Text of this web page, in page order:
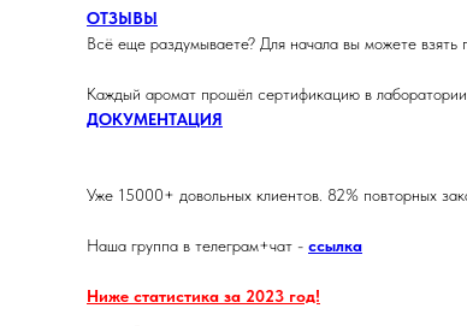
ОТЗЫВЫ
Всё еще раздумываете? Для начала вы можете
Каждый аромат прошёл сертификацию в
ДОКУМЕНТАЦИЯ
Уже 15000+ довольных клиентов. 82% повторных
Наша группа в телеграм+чат - ссылка
Ниже статистика за 2023 год!